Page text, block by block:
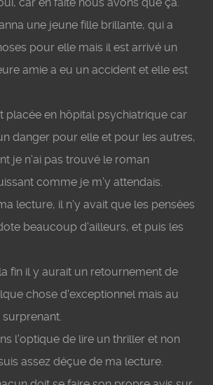
une jeune fille brillante, qui a
pour elle mais il est arrivé un
amie a eu un accident et elle est
placée en hôpital psychiatrique car
danger pour elle et pour les autres,
je n'ai pas trouvé le roman
comme je m’y attendais.
lecture, il n'y avait que les pensées
beaucoup d'ailleurs, et puis les
fin il y aurait un retournement de
chose d'exceptionnel mais au
l'optique de lire un thriller et non
assez déçue de ma lecture.